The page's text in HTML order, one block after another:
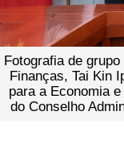
Fotografia de
Finanças, Tai Kin
para a Economia
do Conselho